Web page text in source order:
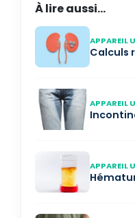
À lire aussi...
APPAREIL
Calculs
APPAREIL
APPAREIL